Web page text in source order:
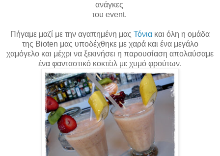
ανάγκες
του event.
Πήγαμε μαζί με την αγαπημένη μας Τόνια και όλη η ομάδα
της Bioten μας υποδέχθηκε με χαρά και ένα μεγάλο
χαμόγελο και μέχρι να ξεκινήσει η παρουσίαση απολαύσαμε
ένα φανταστικό κοκτέιλ με χυμό φρούτων.